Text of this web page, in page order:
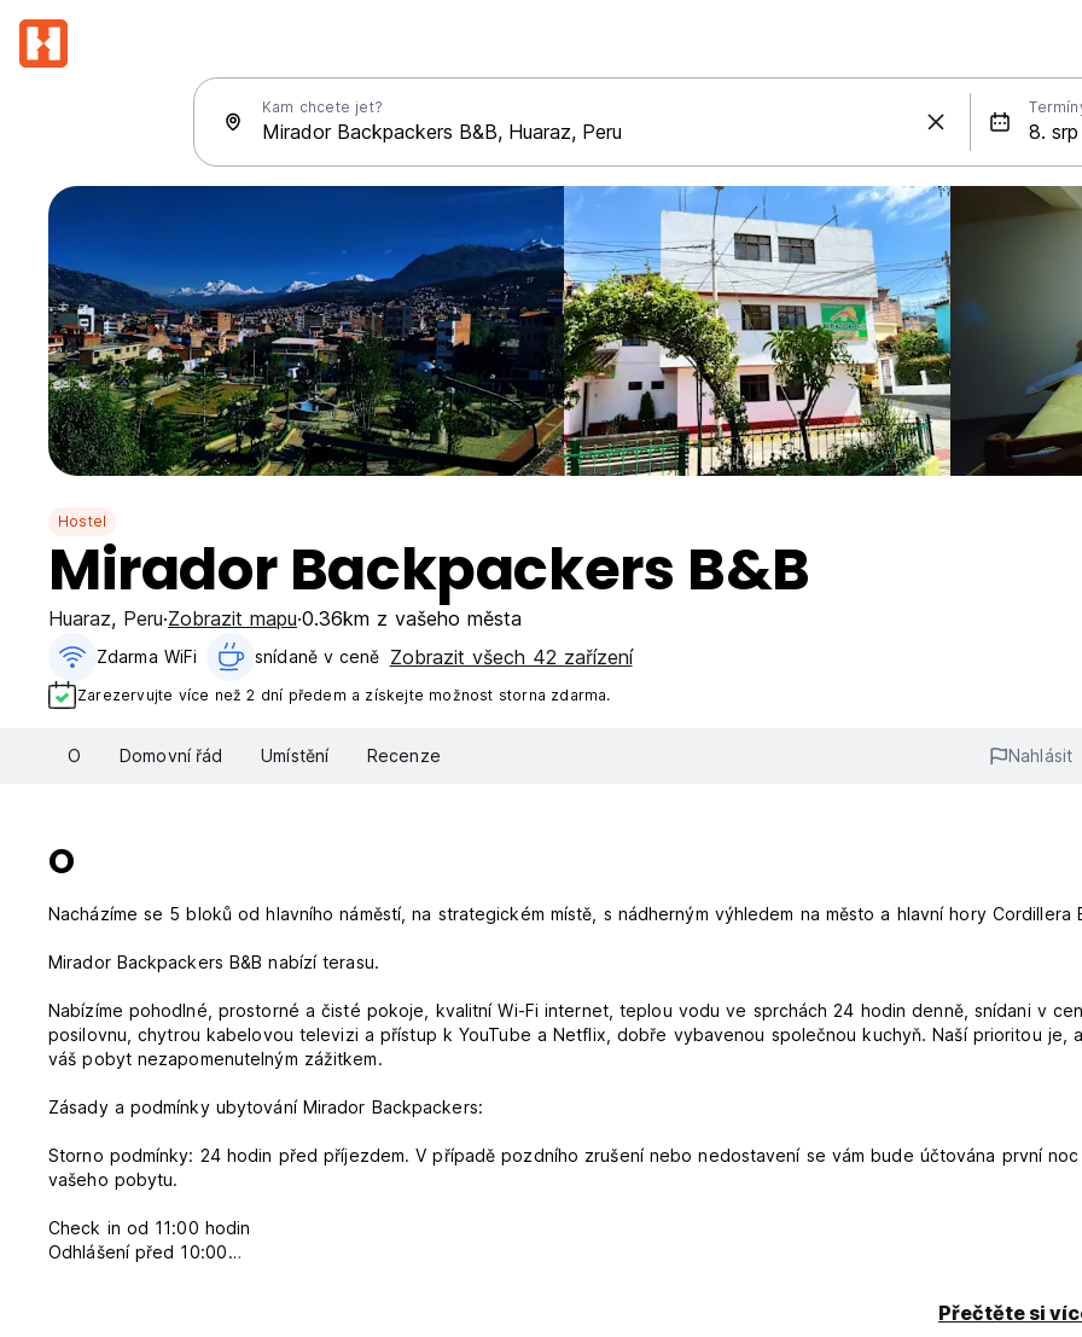
Kam chcete jet?
Hostel
Mirador Backpackers B&B
Huaraz, Peru Zobrazit mapu 0.36km z vašeho města
Zdarma WiFi snídaně v ceně‎ Zobrazit všech 42 zařízení
Zarezervujte více než 2 dní předem a získejte možnost storna zdarma.
O Domovní řád Umístění Recenze Nahlásit
O
Nacházíme se 5 bloků od hlavního náměstí, na strategickém místě, s nádherným výhledem na město a hlavní hory Cordillera
Mirador Backpackers B&B nabízí terasu.
Nabízíme pohodlné, prostorné a čisté pokoje, kvalitní Wi-Fi internet, teplou vodu ve sprchách 24 hodin denně, snídani v
posilovnu, chytrou kabelovou televizi a přístup k YouTube a Netflix, dobře vybavenou společnou kuchyň. Naší prioritou je,
váš pobyt nezapomenutelným zážitkem.
Zásady a podmínky ubytování Mirador Backpackers:
Storno podmínky: 24 hodin před příjezdem. V případě pozdního zrušení nebo nedostavení se vám bude účtována první noc
vašeho pobytu.
Check in od 11:00 hodin
Odhlášení před 10:00
Přečtěte si